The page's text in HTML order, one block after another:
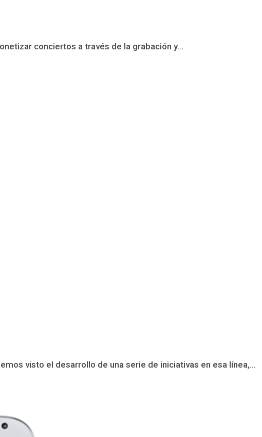
conciertos a través de la grabación y...
visto el desarrollo de una serie de iniciativas en esa línea,...